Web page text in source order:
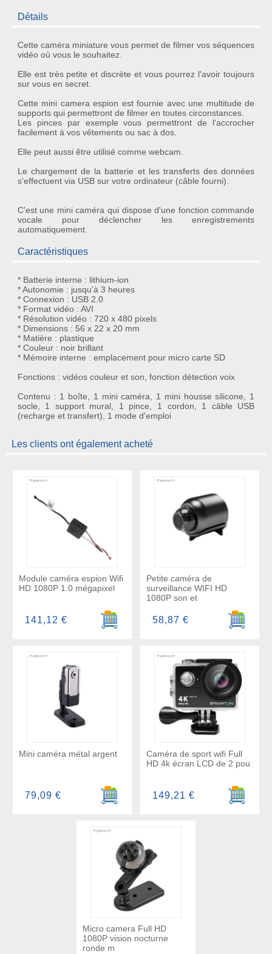
Détails
Cette caméra miniature vous permet de filmer vos séquences
vidéo où vous le souhaitez.
Elle est très petite et discrète et vous pourrez l'avoir toujours
sur vous en secret.
Cette mini camera espion est fournie avec une multitude de
supports qui permettront de filmer en toutes circonstances.
Les pinces par exemple vous permettront de l'accrocher
facilement à vos vêtements ou sac à dos.
Elle peut aussi être utilisé comme webcam.
Le chargement de la batterie et les transferts des données
s'effectuent via USB sur votre ordinateur (câble fourni).
C'est une mini caméra qui dispose d'une fonction commande
vocale pour déclencher les enregistrements
automatiquement.
Caractéristiques
* Batterie interne : lithium-ion
* Autonomie : jusqu'à 3 heures
* Connexion : USB 2.0
* Format vidéo : AVI
* Résolution vidéo : 720 x 480 pixels
* Dimensions : 56 x 22 x 20 mm
* Matière : plastique
* Couleur : noir brillant
* Mémoire interne : emplacement pour micro carte SD
Fonctions : vidéos couleur et son, fonction détection voix
Contenu : 1 boîte, 1 mini caméra, 1 mini housse silicone, 1
socle, 1 support mural, 1 pince, 1 cordon, 1 câble USB
(recharge et transfert), 1 mode d'emploi
Les clients ont également acheté
Module caméra espion Wifi
HD 1080P 1.0 mégapixel
Ajouter au panier
141,12 €
Petite caméra de
surveillance WIFI HD
1080P son et
Ajouter
58,87 €
Mini caméra métal argent
Ajouter au panier
79,09 €
Caméra de sport wifi Full
HD 4k écran LCD de 2 pou
Ajouter
149,21 €
Micro camera Full HD
1080P vision nocturne
ronde m